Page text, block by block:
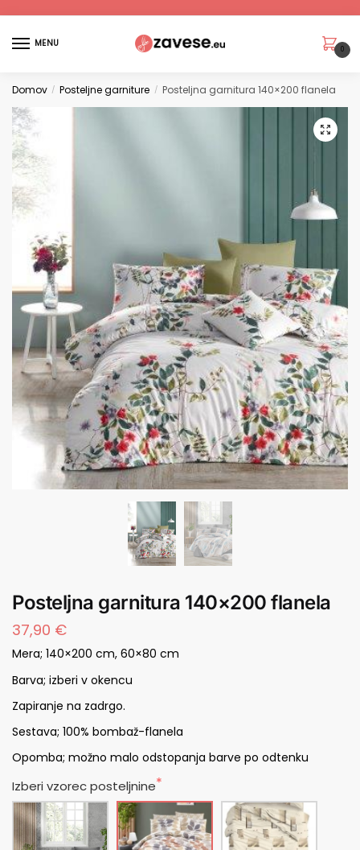
MENU
0
Domov / Posteljne garniture / Posteljna garnitura 140×200 flanela
🔍
Posteljna garnitura 140×200 flanela
37,90 €
Mera; 140×200 cm, 60×80 cm
Barva; izberi v okencu
Zapiranje na zadrgo.
Sestava; 100% bombaž-flanela
Opomba; možno malo odstopanja barve po odtenku
Izberi vzorec posteljnine